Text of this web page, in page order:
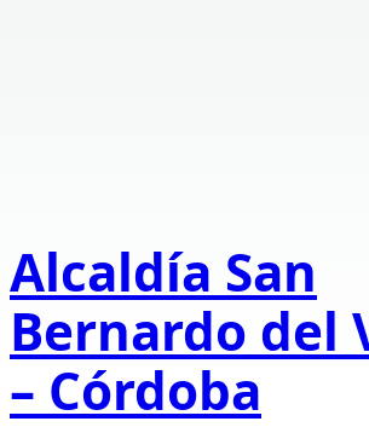
Alcaldía San
Bernardo del
– Córdoba